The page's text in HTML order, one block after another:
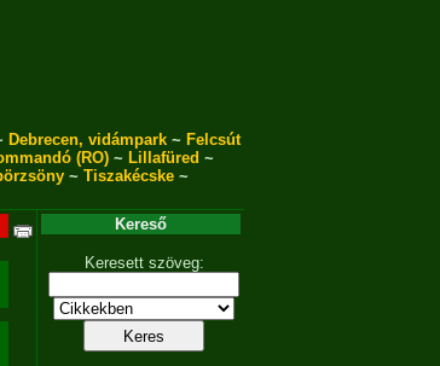
Debrecen, vidámpark~ Felcsút
(RO) ~ Lillafüred ~
~ Tiszakécske~
Kereső
Keresett szöveg: